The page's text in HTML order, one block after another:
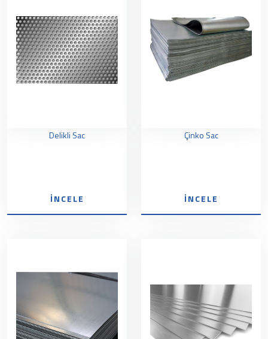
Delikli Sac
İNCELE
Çinko Sac
İNCELE